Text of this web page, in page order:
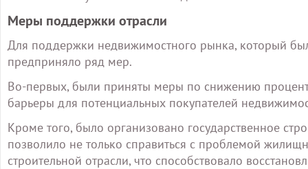
Меры поддержки отрасли
Для поддержки недвижимостного рынка, который
предприняло ряд мер.
Во-первых, были приняты меры по снижению
барьеры для потенциальных покупателей
Кроме того, было организовано государственное
позволило не только справиться с проблемой
строительной отрасли, что способствовало